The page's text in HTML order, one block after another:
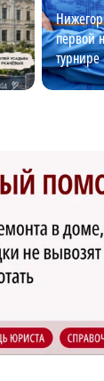
первой
турнире